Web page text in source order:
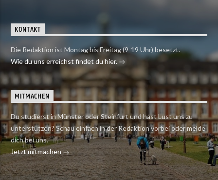
KONTAKT
Die Redaktion ist Montag bis Freitag (9-19 Uhr) besetzt.
Wie du uns erreichst findet du hier.
MITMACHEN
Du studierst in Münster oder Steinfurt und hast Lust uns zu
unterstützen? Schau einfach in der Redaktion vorbei oder melde
dich bei uns.
Jetzt mitmachen